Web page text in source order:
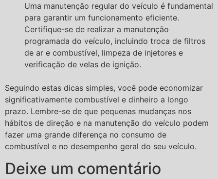
Uma manutenção regular do veículo é fundamental
para garantir um funcionamento eficiente.
Certifique-se de realizar a manutenção
programada do veículo, incluindo troca de filtros
de ar e combustível, limpeza de injetores e
verificação de velas de ignição.
Seguindo estas dicas simples, você pode economizar
significativamente combustível e dinheiro a longo
prazo. Lembre-se de que pequenas mudanças nos
hábitos de direção e na manutenção do veículo podem
fazer uma grande diferença no consumo de
combustível e no desempenho geral do seu veículo.
Deixe um comentário